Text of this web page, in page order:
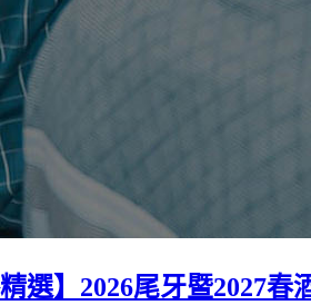
選】2026尾牙暨2027